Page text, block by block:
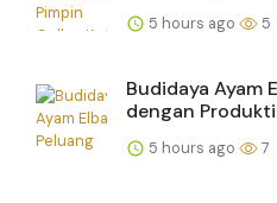
5 hours ago 5
Budidaya Ayam
dengan
5 hours ago 7